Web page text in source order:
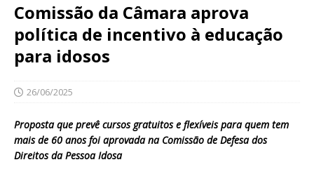
Comissão da Câmara aprova
política de incentivo à educação
para idosos
26/06/2025
Proposta que prevê cursos gratuitos e flexíveis para quem tem
mais de 60 anos foi aprovada na Comissão de Defesa dos
Direitos da Pessoa Idosa